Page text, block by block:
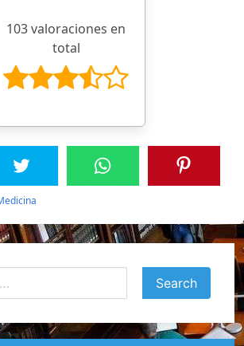
103 valoraciones en
total